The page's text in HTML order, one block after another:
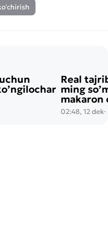
Real
ming
makaron
02:48, 12 dek·